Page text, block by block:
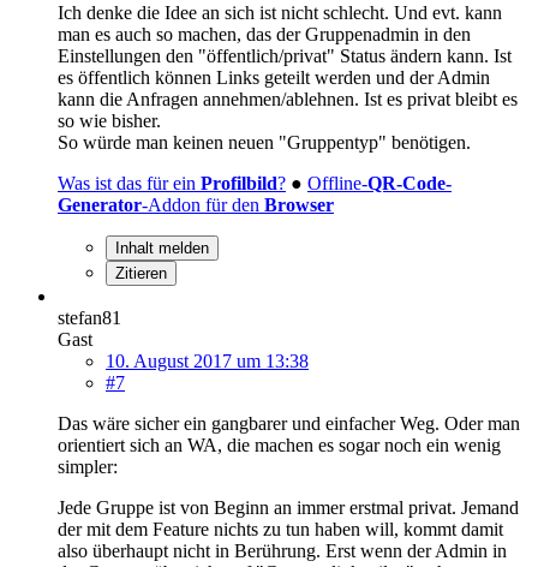
Ich denke die Idee an sich ist nicht schlecht. Und evt. kann
man es auch so machen, das der Gruppenadmin in den
Einstellungen den "öffentlich/privat" Status ändern kann. Ist
es öffentlich können Links geteilt werden und der Admin
kann die Anfragen annehmen/ablehnen. Ist es privat bleibt es
so wie bisher.
So würde man keinen neuen "Gruppentyp" benötigen.
Was ist das für ein Profilbild? ● Offline-QR-Code-
Generator-Addon für den Browser
Inhalt melden
Zitieren
stefan81
Gast
10. August 2017 um 13:38
#7
Das wäre sicher ein gangbarer und einfacher Weg. Oder man
orientiert sich an WA, die machen es sogar noch ein wenig
simpler:
Jede Gruppe ist von Beginn an immer erstmal privat. Jemand
der mit dem Feature nichts zu tun haben will, kommt damit
also überhaupt nicht in Berührung. Erst wenn der Admin in